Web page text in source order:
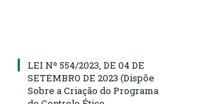
LEI Nº 554/2023, DE 04 DE
SETEMBRO DE 2023 (Dispõe
Sobre a Criação do Programa